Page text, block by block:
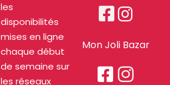
les
disponibilités
mises en ligne
chaque début
de semaine sur
les réseaux
 
Mon Joli Bazar
 